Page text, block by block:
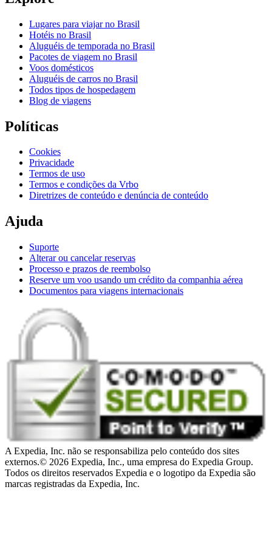
Lugares para viajar no Brasil
Hotéis no Brasil
Aluguéis de temporada no Brasil
Pacotes de viagem no Brasil
Voos domésticos
Aluguéis de carros no Brasil
Todos tipos de hospedagem
Blog de viagens
Políticas
Cookies
Privacidade
Termos de uso
Termos e condições da Vrbo
Diretrizes de conteúdo e denúncia de conteúdo
Ajuda
Suporte
Alterar ou cancelar reservas
Processo e prazos de reembolso
Reserve um voo usando um crédito da companhia aérea
Documentos para viagens internacionais
A Expedia, Inc. não se responsabiliza pelo conteúdo dos sites
externos.© 2026 Expedia, Inc., uma empresa do Expedia Group.
Todos os direitos reservados Expedia e o logotipo da Expedia são
marcas registradas da Expedia, Inc.